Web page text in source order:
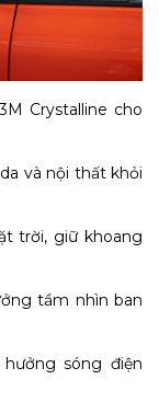
Crystalline cho
và nội thất khỏi
trời, giữ khoang
tầm nhìn ban
sóng điện